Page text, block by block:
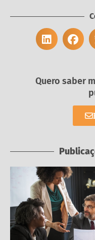
Quero saber